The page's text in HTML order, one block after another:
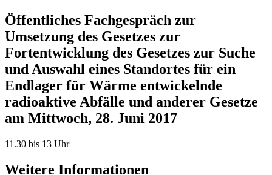
Öffentliches Fachgespräch zur
Umsetzung des Gesetzes zur
Fortentwicklung des Gesetzes zur Suche
und Auswahl eines Standortes für ein
Endlager für Wärme entwickelnde
radioaktive Abfälle und anderer Gesetze
am Mittwoch, 28. Juni 2017
11.30 bis 13 Uhr
Weitere Informationen